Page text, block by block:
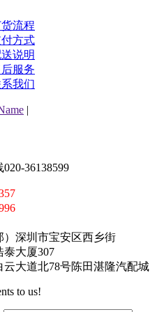
流程
方式
说明
服务
我们
|
020-36138599
）深圳市宝安区西乡街
泰大厦307
云大道北78号陈田湛隆汽配城
to us!